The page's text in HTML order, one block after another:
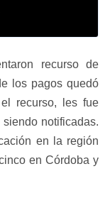
recurso de
los pagos quedó
recurso, les fue
notificadas.
en la región
en Córdoba y